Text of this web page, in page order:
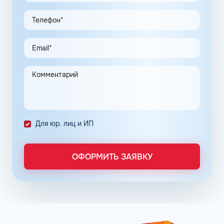
клиентов в рамках данной программы, привлекают
предпринимателей. Заправочные карты для ИП
значительно упрощают выполнение задач в области
транспортной логистики.
Автоматизация процессов транспортной логистики
помогает упростить работу сотрудников, сократить
количество поставленных задач и трудозатрат на их
Снизить расходы на топливо помогает контроль
расходов, который осуществляется в упрощенном
Систематизация и сбор информации в одном месте о
расходах водителей на заправках поможет выявить
недобросовестных сотрудников. Использование средств
компании в собственных интересах легко выявить, если
Для юр. лиц и ИП
ОФОРМИТЬ ЗАЯВКУ